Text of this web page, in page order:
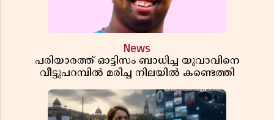
News
പരിയാരത്ത് ഓട്ടിസം ബാധിച്ച യുവാവിനെ
വീട്ടുപറമ്പിൽ മരിച്ച നിലയിൽ കണ്ടെത്തി